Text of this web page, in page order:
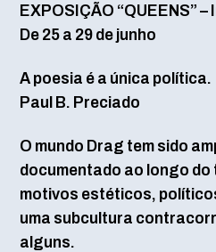
EXPOSIÇÃO “QUEENS” –
De 25 a 29 de junho
A poesia é a única política.
Paul B. Preciado
O mundo Drag tem sido
documentado ao longo do
motivos estéticos,
uma subcultura
alguns.